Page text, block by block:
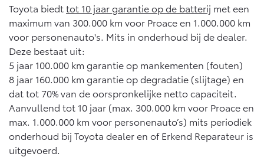
Toyota biedttot 10 jaar garantie op de batterij met een
maximum van 300.000 km voor Proace en 1.000.000 km
voor personenauto's. Mits in onderhoud bij de dealer.
Deze bestaat uit:
5 jaar 100.000 km garantie op mankementen (fouten)
8 jaar 160.000 km garantie op degradatie (slijtage) en
dat tot 70% van de oorspronkelijke netto capaciteit.
Aanvullend tot 10 jaar (max. 300.000 km voor Proace en
max. 1.000.000 km voor personenauto’s) mits periodiek
onderhoud bij Toyota dealer en of Erkend Reparateur is
uitgevoerd.